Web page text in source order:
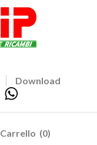
Download
Carrello (0)